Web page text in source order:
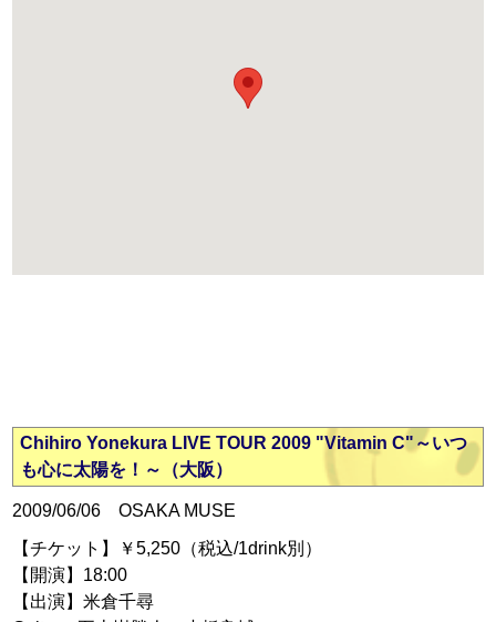
Chihiro Yonekura LIVE TOUR 2009 "Vitamin C"～いつ
も心に太陽を！～（大阪）
2009/06/06 OSAKA MUSE
【チケット】￥5,250（税込/1drink別）
【開演】18:00
【出演】米倉千尋